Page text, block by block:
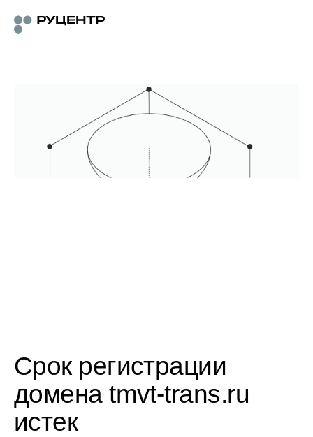
Срок регистрации
домена tmvt-trans.ru
истек